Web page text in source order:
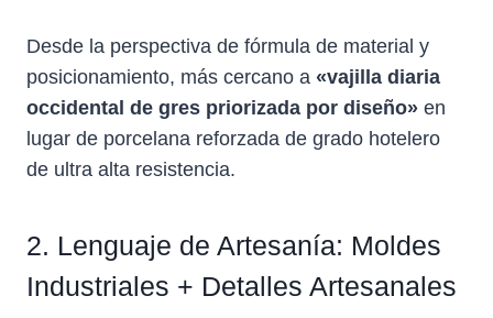
Desde la perspectiva de fórmula de material y
posicionamiento, más cercano a «vajilla diaria
occidental de gres priorizada por diseño» en
lugar de porcelana reforzada de grado hotelero
de ultra alta resistencia.
2. Lenguaje de Artesanía: Moldes
Industriales + Detalles Artesanales